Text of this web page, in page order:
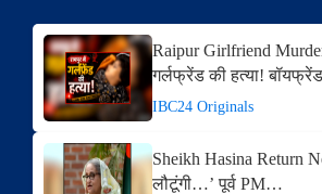
Raipur Girlfriend
गर्लफ्रेंड की हत्या!
IBC24 Originals
Sheikh Hasina Return
लौटूंगी…’ पूर्व PM…